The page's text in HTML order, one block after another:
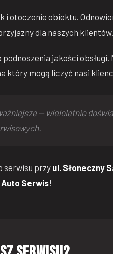
i otoczenie obiektu.
dla naszych klientów.
jakości
który mogą liczyć nasi
— wieloletnie
serwisu przy ul. Słoneczny
Auto Serwis!